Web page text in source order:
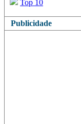
Top 10
Publicidade